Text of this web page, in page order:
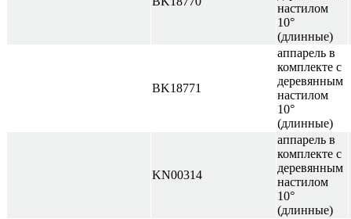
настилом
10°
(длинные)
BK18771
аппарель в
комплекте с
деревянным
настилом
10°
(длинные)
KN00314
аппарель в
комплекте с
деревянным
настилом
10°
(длинные)